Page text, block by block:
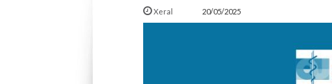
Xeral 20/05/2025